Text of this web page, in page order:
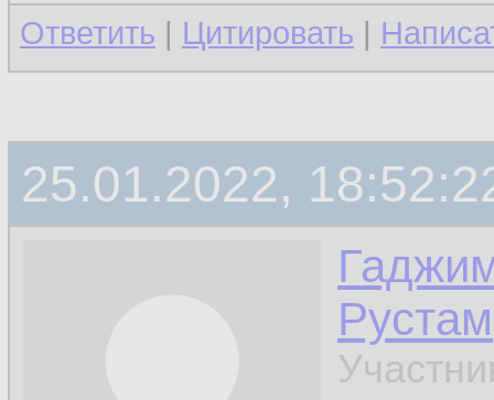
Ответить | Цитировать |
25.01.2022,
Рустам